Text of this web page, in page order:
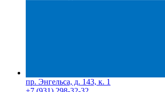
пр. Энгельса, д. 143, к. 1